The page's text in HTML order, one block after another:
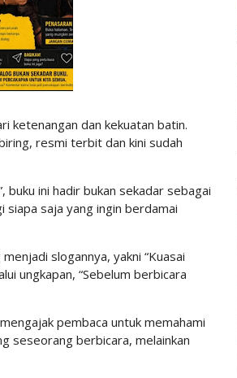
ketenangan dan kekuatan batin.
resmi terbit dan kini sudah
buku ini hadir bukan sekadar sebagai
saja yang ingin berdamai
slogannya, yakni “Kuasai
ungkapan, “Sebelum berbicara
pembaca untuk memahami
seseorang berbicara, melainkan